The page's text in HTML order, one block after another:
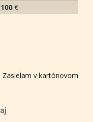
100 €
Zasielam v kartónovom